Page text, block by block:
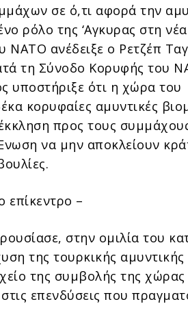
σε ό,τι αφορά την
ρόλο της ‘Αγκυρας στη νέα
ΝΑΤΟ ανέδειξε ο Ρετζέπ
τη Σύνοδο Κορυφής του
υποστήριξε ότι η χώρα του
κορυφαίες αμυντικές
προς τους
να μην αποκλείουν
επίκεντρο –
στην ομιλία του
της τουρκικής αμυντικής
της συμβολής της
επενδύσεις που